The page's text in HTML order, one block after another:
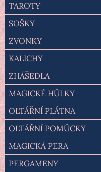
TAROTY
SOŠKY
ZVONKY
KALICHY
ZHÁŠEDLA
MAGICKÉ HŮLKY
OLTÁŘNÍ PLÁTNA
OLTÁŘNÍ POMŮCKY
MAGICKÁ PERA
PERGAMENY